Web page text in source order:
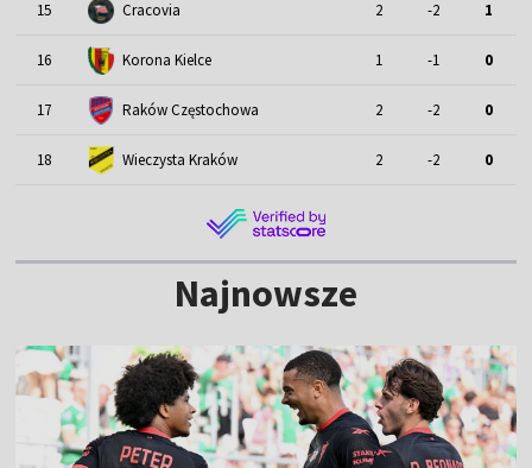
15 Cracovia 2 -2 1
16 Korona Kielce 1 -1 0
17 Raków Częstochowa 2 -2 0
18 Wieczysta Kraków 2 -2 0
Najnowsze